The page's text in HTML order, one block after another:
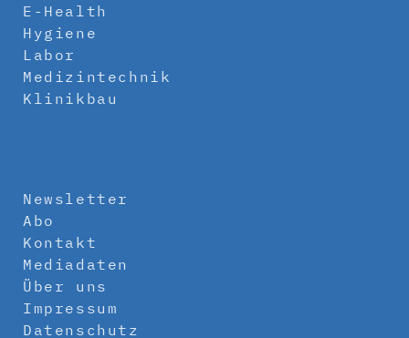
E-Health
Hygiene
Labor
Medizintechnik
Klinikbau
Newsletter
Abo
Kontakt
Mediadaten
Über uns
Impressum
Datenschutz